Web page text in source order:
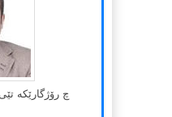
چ رۆژگارێکە